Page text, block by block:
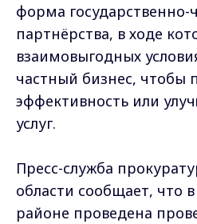
форма государственно-
партнёрства, в ходе
взаимовыгодных
частный бизнес, чтобы
эффективность или
услуг.
Пресс-служба
области сообщает, что
районе проведена